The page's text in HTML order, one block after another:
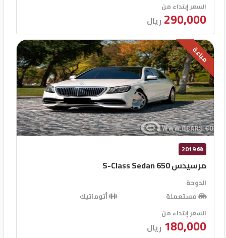
السعر إبتداء من
290,000 ريال
مباعة
2019
مرسيدس S-Class Sedan 650
الدوحة
مستعملة
أتوماتيك
السعر إبتداء من
180,000 ريال